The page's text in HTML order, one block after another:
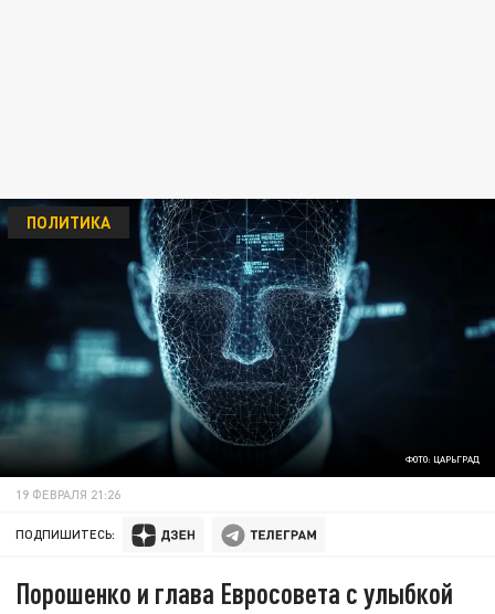
ФОТО: ЦАРЬГРАД
ПОЛИТИКА
19 ФЕВРАЛЯ 21:26
ПОДПИШИТЕСЬ:
Порошенко и глава Евросовета с улыбкой